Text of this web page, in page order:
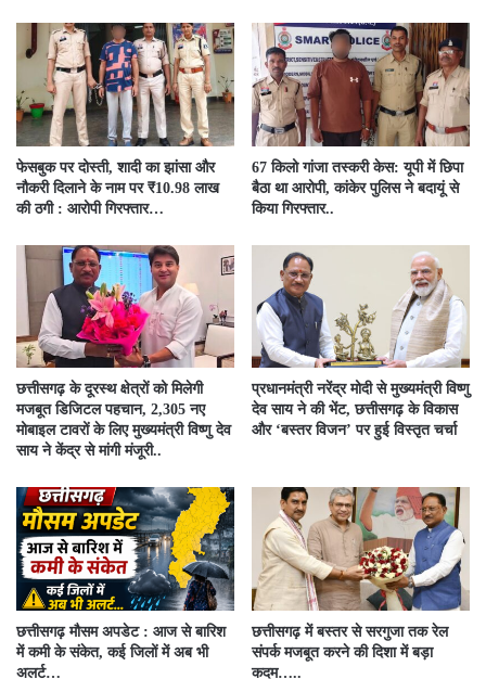
फेसबुक पर दोस्ती, शादी का झांसा और
नौकरी दिलाने के नाम पर ₹10.98 लाख
की ठगी : आरोपी गिरफ्तार…
67 किलो गांजा तस्करी केस: यूपी में छिपा
बैठा था आरोपी, कांकेर पुलिस ने बदायूं से
किया गिरफ्तार..
छत्तीसगढ़ के दूरस्थ क्षेत्रों को मिलेगी
मजबूत डिजिटल पहचान, 2,305 नए
मोबाइल टावरों के लिए मुख्यमंत्री विष्णु देव
साय ने केंद्र से मांगी मंजूरी..
प्रधानमंत्री नरेंद्र मोदी से मुख्यमंत्री विष्णु
देव साय ने की भेंट, छत्तीसगढ़ के विकास
और ‘बस्तर विजन’ पर हुई विस्तृत चर्चा
छत्तीसगढ़ मौसम अपडेट : आज से बारिश
में कमी के संकेत, कई जिलों में अब भी
अलर्ट…
छत्तीसगढ़ में बस्तर से सरगुजा तक रेल
संपर्क मजबूत करने की दिशा में बड़ा
कदम…..